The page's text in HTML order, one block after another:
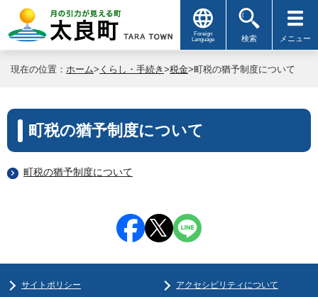
Foreign
Language
検索 メニュー
現在の位置： ホーム> くらし・手続き >税金>町税の猶予制度について
町税の猶予制度について
町税の猶予制度について
サイトポリシー
アクセシビリティについて